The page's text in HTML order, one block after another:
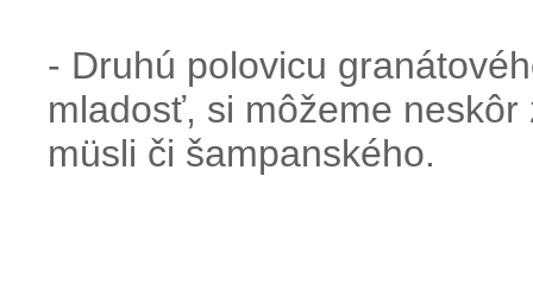
- Druhú polovicu
mladosť, si môžeme
müsli či šampanského.